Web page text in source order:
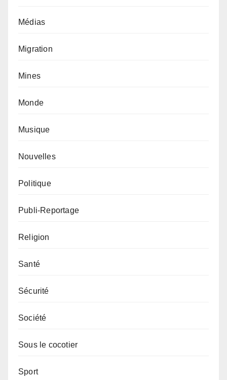
Médias
Migration
Mines
Monde
Musique
Nouvelles
Politique
Publi-Reportage
Religion
Santé
Sécurité
Société
Sous le cocotier
Sport